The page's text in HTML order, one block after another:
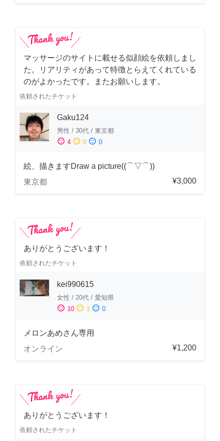
マッサージのサイトに載せる似顔絵を依頼しまし
た。リアリティがあって特徴とらえてくれている
のがよかったです。またお願いします。
依頼されたチケット
Gaku124
男性 / 30代 / 東京都
sentiment_satisfied 4 sentiment_neutral 0 sentiment_dissatisfied 0
絵、描きますDraw a picture((⌒▽⌒))
東京都
¥3,000
ありがとうございます！
依頼されたチケット
kei990615
女性 / 20代 / 愛知県
sentiment_satisfied 10 sentiment_neutral 1 sentiment_dissatisfied 0
メロンあめさん専用
オンライン
¥1,200
ありがとうございます！
依頼されたチケット